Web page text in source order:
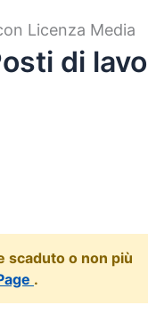
Licenza Media
di
o non più
.